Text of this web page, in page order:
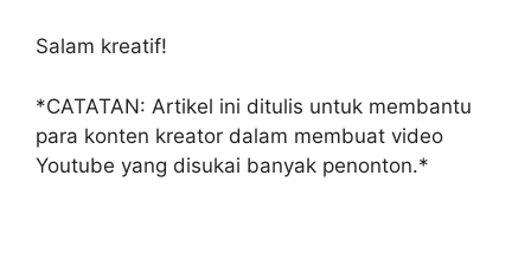
Salam kreatif!
*CATATAN: Artikel ini ditulis untuk membantu
para konten kreator dalam membuat video
Youtube yang disukai banyak penonton.*